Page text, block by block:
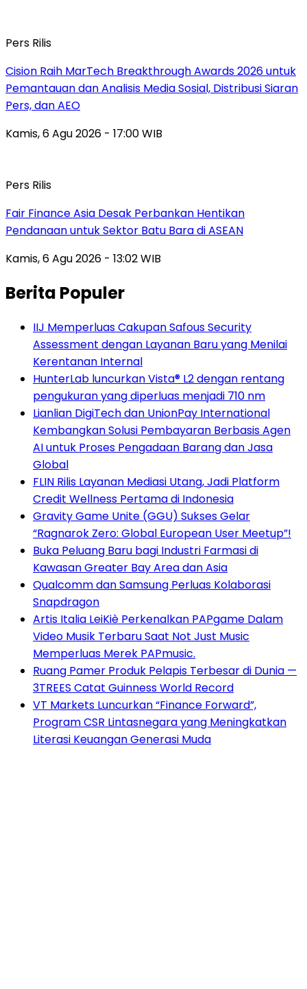
Pers Rilis
Cision Raih MarTech Breakthrough Awards 2026 untuk
Pemantauan dan Analisis Media Sosial, Distribusi Siaran
Pers, dan AEO
Kamis, 6 Agu 2026 - 17:00 WIB
Pers Rilis
Fair Finance Asia Desak Perbankan Hentikan
Pendanaan untuk Sektor Batu Bara di ASEAN
Kamis, 6 Agu 2026 - 13:02 WIB
Berita Populer
IIJ Memperluas Cakupan Safous Security
Assessment dengan Layanan Baru yang Menilai
Kerentanan Internal
HunterLab luncurkan Vista® L2 dengan rentang
pengukuran yang diperluas menjadi 710 nm
Lianlian DigiTech dan UnionPay International
Kembangkan Solusi Pembayaran Berbasis Agen
AI untuk Proses Pengadaan Barang dan Jasa
Global
FLIN Rilis Layanan Mediasi Utang, Jadi Platform
Credit Wellness Pertama di Indonesia
Gravity Game Unite (GGU) Sukses Gelar
“Ragnarok Zero: Global European User Meetup”!
Buka Peluang Baru bagi Industri Farmasi di
Kawasan Greater Bay Area dan Asia
Qualcomm dan Samsung Perluas Kolaborasi
Snapdragon
Artis Italia LeiKiè Perkenalkan PAPgame Dalam
Video Musik Terbaru Saat Not Just Music
Memperluas Merek PAPmusic.
Ruang Pamer Produk Pelapis Terbesar di Dunia —
3TREES Catat Guinness World Record
VT Markets Luncurkan “Finance Forward”,
Program CSR Lintasnegara yang Meningkatkan
Literasi Keuangan Generasi Muda